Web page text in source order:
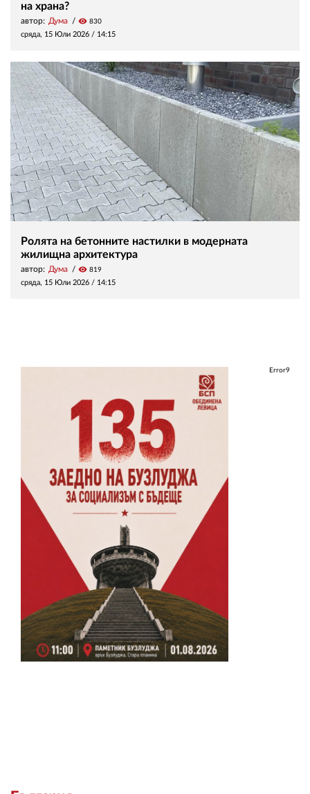
на храна?
автор: Дума visibility 830
сряда, 15 Юли 2026 / 14:15
Ролята на бетонните настилки в модерната
жилищна архитектура
автор: Дума visibility 819
сряда, 15 Юли 2026 / 14:15
Error9